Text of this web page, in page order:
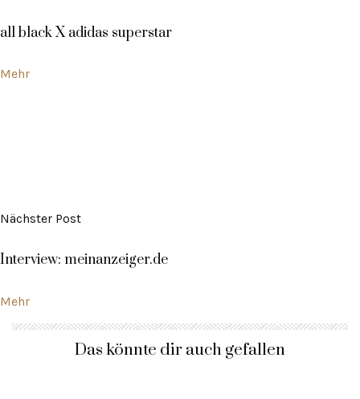
all black X adidas superstar
Mehr
Nächster Post
Interview: meinanzeiger.de
Mehr
Das könnte dir auch gefallen